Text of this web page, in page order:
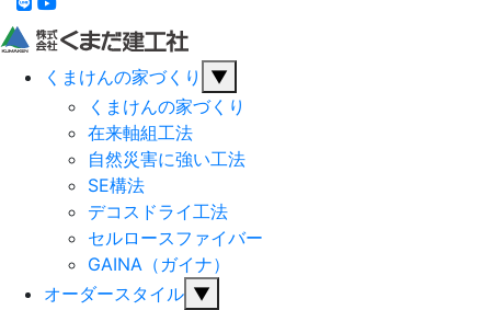
くまけんの家づくり
▼
くまけんの家づくり
在来軸組工法
自然災害に強い工法
SE構法
デコスドライ工法
セルロースファイバー
GAINA（ガイナ）
オーダースタイル ▼